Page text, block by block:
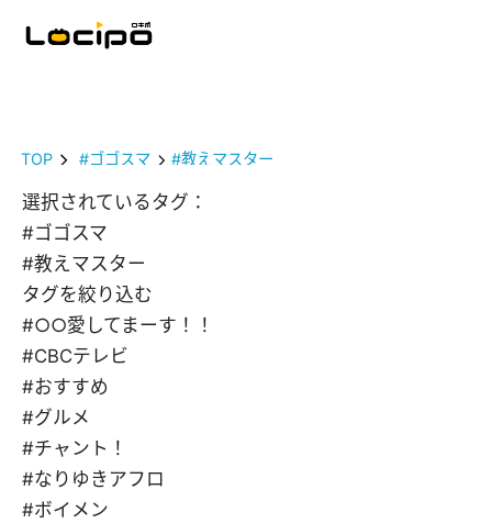
TOP #ゴゴスマ #教えマスター
選択されているタグ：
#ゴゴスマ
#教えマスター
タグを絞り込む
#○○愛してまーす！！
#CBCテレビ
#おすすめ
#グルメ
#チャント！
#なりゆきアフロ
#ボイメン